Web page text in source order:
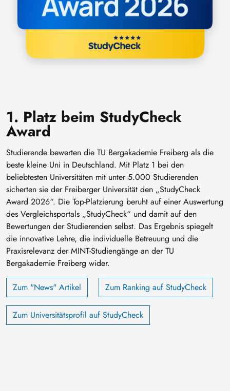
1. Platz beim StudyCheck
Award
Studierende bewerten die TU Bergakademie Freiberg als die
beste kleine Uni in Deutschland. Mit Platz 1 bei den
beliebtesten Universitäten mit unter 5.000 Studierenden
sicherten sie der Freiberger Universität den „StudyCheck
Award 2026“. Die Top-Platzierung beruht auf einer Auswertung
des Vergleichsportals „StudyCheck“ und damit auf den
Bewertungen der Studierenden selbst. Das Ergebnis spiegelt
die innovative Lehre, die individuelle Betreuung und die
Praxisrelevanz der MINT-Studiengänge an der TU
Bergakademie Freiberg wider.
Zum "News" Artikel Zum Ranking auf StudyCheck
Zum Universitätsprofil auf StudyCheck